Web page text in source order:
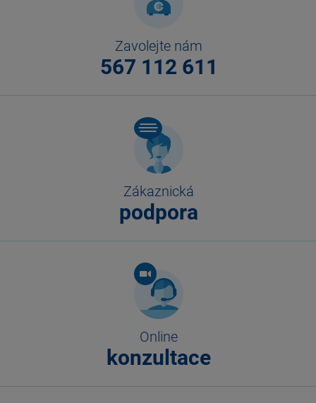
Zavolejte nám
567 112 611
Zákaznická
podpora
Online
konzultace